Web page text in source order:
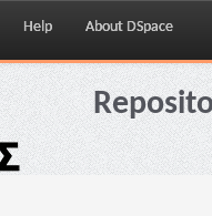
Help About DSpace